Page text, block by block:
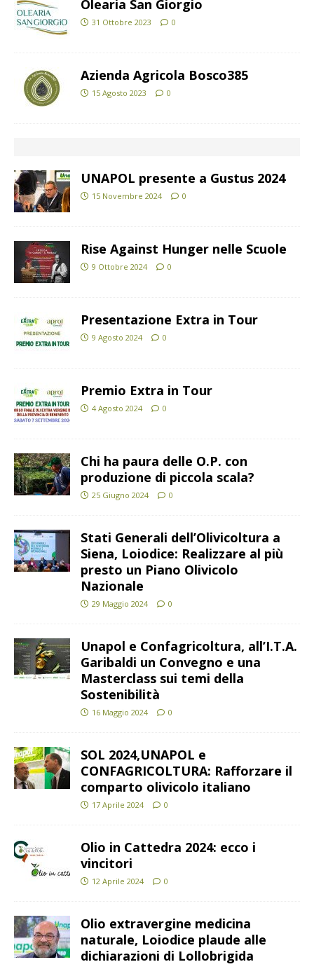
Olearia San Giorgio
31 Ottobre 2023 0
Azienda Agricola Bosco385
15 Agosto 2023 0
UNAPOL presente a Gustus 2024
15 Novembre 2024 0
Rise Against Hunger nelle Scuole
9 Ottobre 2024 0
Presentazione Extra in Tour
9 Agosto 2024 0
Premio Extra in Tour
4 Agosto 2024 0
Chi ha paura delle O.P. con
produzione di piccola scala?
25 Giugno 2024 0
Stati Generali dell’Olivicoltura a
Siena, Loiodice: Realizzare al più
presto un Piano Olivicolo
Nazionale
29 Maggio 2024 0
Unapol e Confagricoltura, all’I.T.A.
Garibaldi un Convegno e una
Masterclass sui temi della
Sostenibilità
16 Maggio 2024 0
SOL 2024,UNAPOL e
CONFAGRICOLTURA: Rafforzare il
comparto olivicolo italiano
17 Aprile 2024 0
Olio in Cattedra 2024: ecco i
vincitori
12 Aprile 2024 0
Olio extravergine medicina
naturale, Loiodice plaude alle
dichiarazioni di Lollobrigida